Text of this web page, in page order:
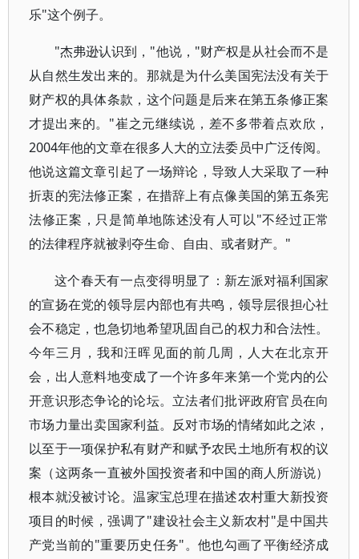
乐"这个例子。
"杰弗逊认识到，"他说，"财产权是从社会而不是
从自然生发出来的。那就是为什么美国宪法没有关于
财产权的具体条款，这个问题是后来在第五条修正案
才提出来的。"崔之元继续说，差不多带着点欢欣，
2004年他的文章在很多人大的立法委员中广泛传阅。
他说这篇文章引起了一场辩论，导致人大采取了一种
折衷的宪法修正案，在措辞上有点像美国的第五条宪
法修正案，只是简单地陈述没有人可以"不经过正常
的法律程序就被剥夺生命、自由、或者财产。"
这个春天有一点变得明显了：新左派对福利国家
的宣扬在党的领导层内部也有共鸣，领导层很担心社
会不稳定，也急切地希望巩固自己的权力和合法性。
今年三月，我和汪晖见面的前几周，人大在北京开
会，出人意料地变成了一个许多年来第一个党内的公
开意识形态争论的论坛。立法者们批评政府官员在向
市场力量出卖国家利益。反对市场的情绪如此之浓，
以至于一项保护私有财产和赋予农民土地所有权的议
案（这两条一直被外国投资者和中国的商人所游说）
根本就没被讨论。温家宝总理在描述农村重大新投资
项目的时候，强调了"建设社会主义新农村"是中国共
产党当前的"重要历史任务"。他也勾画了平衡经济成